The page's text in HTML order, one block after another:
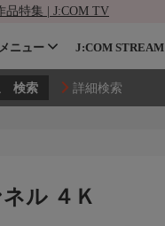
品特集 | J:COM TV
ニュー J:COM STREAM
詳細検索
ル ４Ｋ